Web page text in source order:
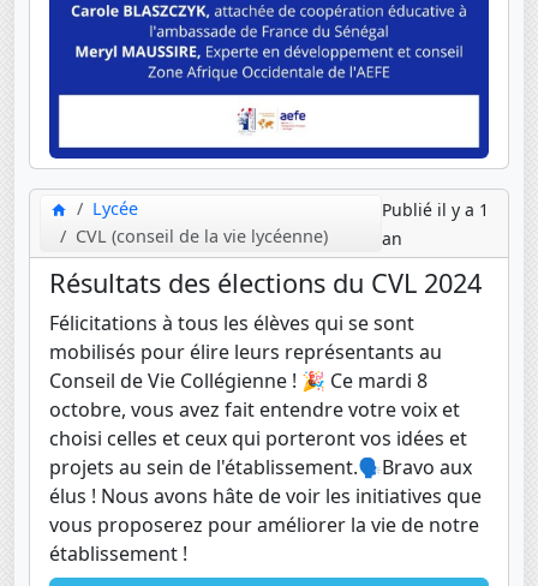
Lycée
CVL (conseil de la vie lycéenne)
Publié il y a 1
an
Résultats des élections du CVL 2024
Félicitations à tous les élèves qui se sont
mobilisés pour élire leurs représentants au
Conseil de Vie Collégienne ! 🎉 Ce mardi 8
octobre, vous avez fait entendre votre voix et
choisi celles et ceux qui porteront vos idées et
projets au sein de l'établissement.🗣️Bravo aux
élus ! Nous avons hâte de voir les initiatives que
vous proposerez pour améliorer la vie de notre
établissement !